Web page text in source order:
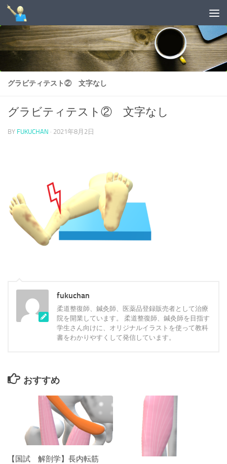
コンテンツへスキップ
グラビティテスト② 文字なし
グラビティテスト② 文字なし
BY FUKUCHAN · 2021年8月2日
fukuchan
柔道整復師、鍼灸師、医薬品登録販売者として治療
院を開業しています。 柔道整復師、鍼灸師を目指す
学生さん向けに、オリジナルイラストを使って教科
書をわかりやすくして発信しています。
おすすめ
【国試 解剖学】長内転筋